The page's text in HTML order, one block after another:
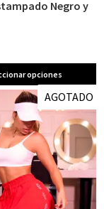
Negro y
opciones
AGOTADO